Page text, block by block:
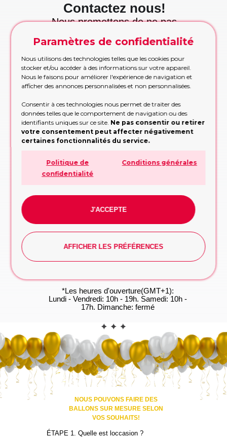
Contactez nous!
Nous promettons de ne pas
et nous tenons cette
*Les heures d'ouverture(GMT+1):
Lundi - Vendredi: 10h - 19h. Samedi: 10h -
17h. Dimanche: fermé
Formulaire de demande
FORMULAIRE DE DEMANDE
Etre rappelé
Trop occupé pour appeler? Partagez vos
contacts, nous vous rappellerons
Appelez maintenant
Appelez-nous pour les commandes urgentes
pendant les heures de bureau
CONTACT
WhatsApp
conversation dès maintenant, on s'occupe du
WHATSAPP
NOUS POUVONS FAIRE DES
BALLONS SUR MESURE SELON
VOS SOUHAITS!
ÉTAPE 1. Quelle est loccasion ?
Paramètres de confidentialité
Nous utilisons des technologies telles que les cookies pour
stocker et/ou accéder à des informations sur votre appareil.
Nous le faisons pour améliorer l'expérience de navigation et
afficher des annonces personnalisées et non personnalisées.
Consentir à ces technologies nous permet de traiter des
données telles que le comportement de navigation ou des
identifiants uniques sur ce site. Ne pas consentir ou retirer
votre consentement peut affecter négativement
certaines fonctionnalités du service.
Politique de
confidentialité
Conditions générales
J'ACCEPTE
AFFICHER LES PRÉFÉRENCES